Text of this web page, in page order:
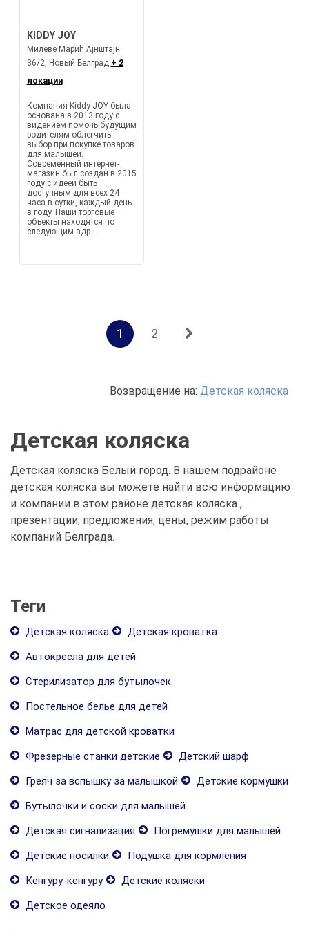
KIDDY JOY
Милеве Марић Ајнштајн
36/2, Новый Белград + 2
локации
Компания Kiddy JOY была
основана в 2013 году с
видением помочь будущим
родителям облегчить
выбор при покупке товаров
для малышей.
Современный интернет-
магазин был создан в 2015
году с идеей быть
доступным для всех 24
часа в сутки, каждый день
в году. Наши торговые
объекты находятся по
следующим адр...
1 2
Возвращение на: Детская коляска
Детская коляска
Детская коляска Белый город. В нашем подрайоне
детская коляска вы можете найти всю информацию
и компании в этом районе детская коляска ,
презентации, предложения, цены, режим работы
компаний Белграда.
Теги
Детская коляска
Детская кроватка
Автокресла для детей
Стерилизатор для бутылочек
Постельное белье для детей
Матрас для детской кроватки
Фрезерные станки детские
Детский шарф
Греяч за вспышку за малышкой
Детские кормушки
Бутылочки и соски для малышей
Детская сигнализация
Погремушки для малышей
Детские носилки
Подушка для кормления
Кенгуру-кенгуру
Детские коляски
Детское одеяло